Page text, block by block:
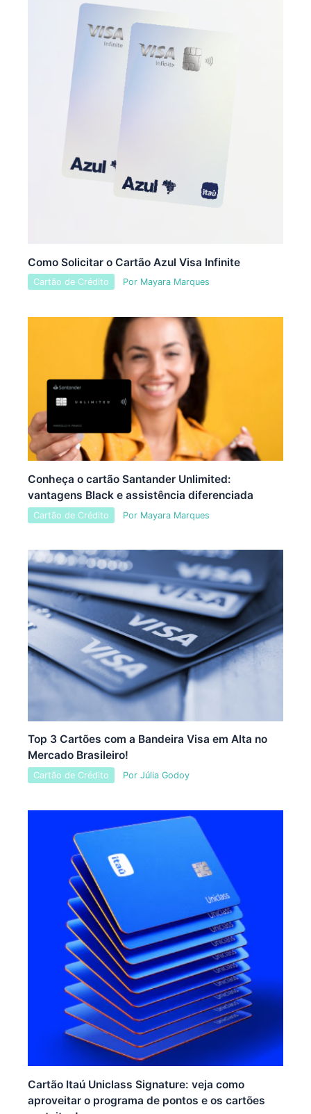
Como Solicitar o Cartão Azul Visa Infinite
Cartão de Crédito Por Mayara Marques
Conheça o cartão Santander Unlimited:
vantagens Black e assistência diferenciada
Cartão de Crédito Por Mayara Marques
Top 3 Cartões com a Bandeira Visa em Alta no
Mercado Brasileiro!
Cartão de Crédito Por Júlia Godoy
Cartão Itaú Uniclass Signature: veja como
aproveitar o programa de pontos e os cartões